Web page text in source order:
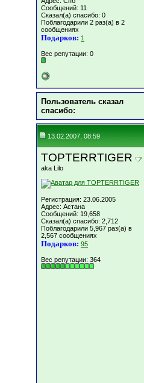
Сообщений: 11
Сказал(а) спасибо: 0
Поблагодарили 2 раз(а) в 2
сообщениях
Подарков: 1
Вес репутации: 0
Пользователь сказал
cпасибо:
13.02.2007, 08:59
TOPTERRTIGER
aka Lilo
Регистрация: 23.06.2005
Адрес: Астана
Сообщений: 19,658
Сказал(а) спасибо: 2,712
Поблагодарили 5,967 раз(а) в
2,567 сообщениях
Подарков: 95
Вес репутации: 364